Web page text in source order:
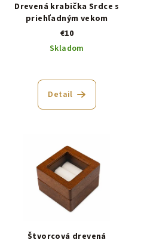
Drevená krabička Srdce s
priehľadným vekom
€10
Skladom
Detail
Štvorcová drevená